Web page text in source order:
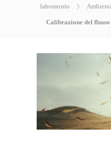
laboratorio
Calibrazione del